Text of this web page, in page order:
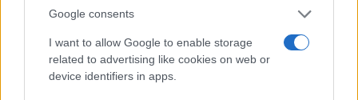
Google consents
I want to allow Google to enable storage
related to advertising like cookies on web or
device identifiers in apps.